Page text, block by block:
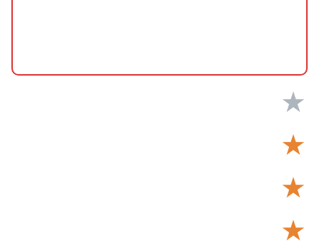
★
★
★
★